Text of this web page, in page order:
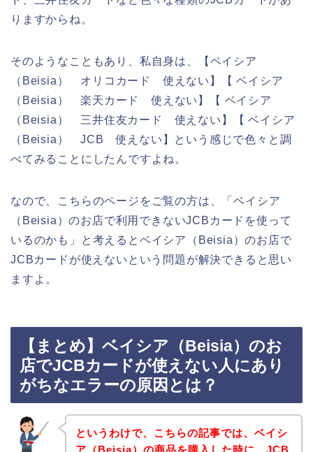
りますからね。
そのようなこともあり、私自身は、【ベイシア
（Beisia） オリコカード 使えない】【 ベイシア
（Beisia） 楽天カード 使えない】【 ベイシア
（Beisia） 三井住友カード 使えない】【 ベイシア
（Beisia） JCB 使えない】という感じで色々と調
べてみることにしたんですよね。
なので、こちらのページをご覧の方は、「ベイシア
（Beisia）のお店で利用できないJCBカードを使って
いるのかも」と考えるとベイシア（Beisia）のお店で
JCBカードが使えないという問題が解決できると思い
ますよ。
【まとめ】ベイシア（Beisia）のお
店でJCBカードが使えない人にあり
がちなエラーの原因とは？
というわけで、こちらの記事では、ベイシ
ア（Beisia）の商品を購入した時に、JCB